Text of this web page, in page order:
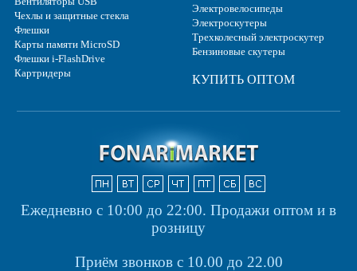
Чехлы и защитные стекла
Флешки
Карты памяти MicroSD
Флешки i-FlashDrive
Картридеры
Электровелосипеды
Электроскутеры
Трехколесный электроскутер
Бензиновые скутеры
КУПИТЬ ОПТОМ
Ежедневно с 10:00 до 22:00. Продажи оптом и в
розницу
Приём звонков с 10.00 до 22.00